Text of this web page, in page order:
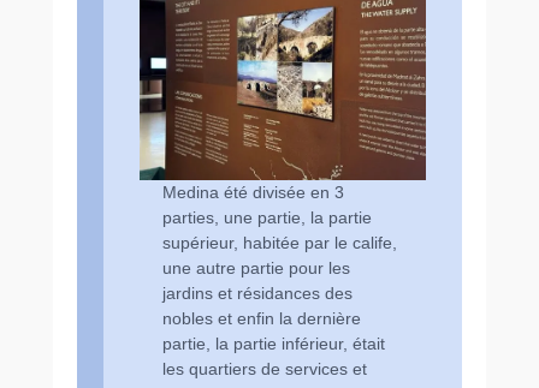
Medina été divisée en 3
parties, une partie, la partie
supérieur, habitée par le calife,
une autre partie pour les
jardins et résidances des
nobles et enfin la dernière
partie, la partie inférieur, était
les quartiers de services et